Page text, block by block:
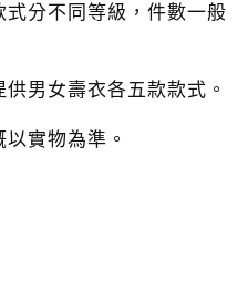
分不同等級，件數一般
男女壽衣各五款款式。
實物為準。